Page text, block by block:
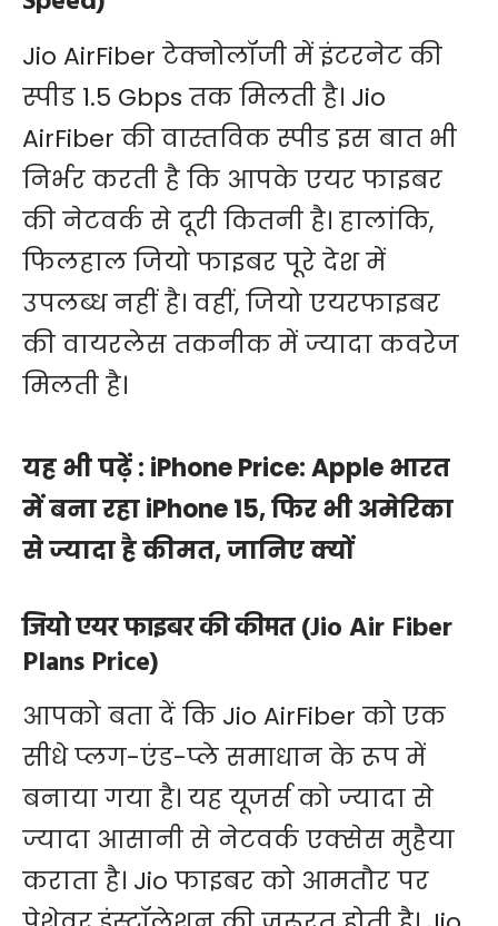
Jio AirFiber टेक्नोलॉजी में इंटरनेट की
स्पीड 1.5 Gbps तक मिलती है। Jio
AirFiber की वास्तविक स्पीड इस बात भी
निर्भर करती है कि आपके एयर फाइबर
की नेटवर्क से दूरी कितनी है। हालांकि,
फिलहाल जियो फाइबर पूरे देश में
उपलब्ध नहीं है। वहीं, जियो एयरफाइबर
की वायरलेस तकनीक में ज्यादा कवरेज
मिलती है।
यह भी पढ़ें : iPhone Price: Apple भारत
में बना रहा iPhone 15, फिर भी अमेरिका
से ज्यादा है कीमत, जानिए क्यों
जियो एयर फाइबर की कीमत (Jio Air Fiber
Plans Price)
आपको बता दें कि Jio AirFiber को एक
सीधे प्लग-एंड-प्ले समाधान के रूप में
बनाया गया है। यह यूजर्स को ज्यादा से
ज्यादा आसानी से नेटवर्क एक्सेस मुहैया
कराता है। Jio फाइबर को आमतौर पर